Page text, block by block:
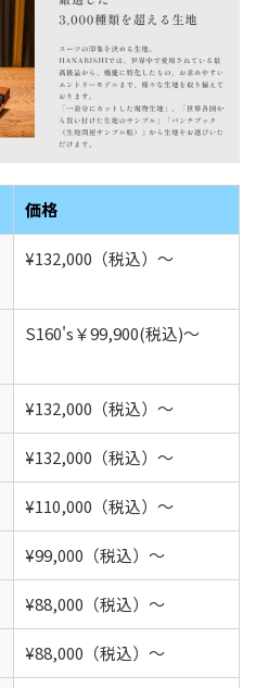
価格
¥132,000（税込）〜
S160's￥99,900(税込)～
¥132,000（税込）〜
¥132,000（税込）〜
¥110,000（税込）〜
¥99,000（税込）〜
¥88,000（税込）〜
¥88,000（税込）〜